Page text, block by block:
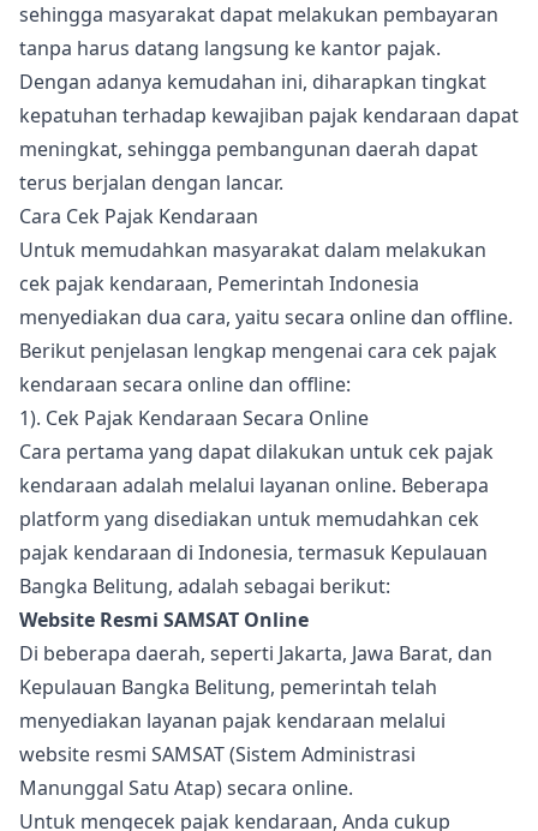
sehingga masyarakat dapat melakukan pembayaran
tanpa harus datang langsung ke kantor pajak.
Dengan adanya kemudahan ini, diharapkan tingkat
kepatuhan terhadap kewajiban pajak kendaraan dapat
meningkat, sehingga pembangunan daerah dapat
terus berjalan dengan lancar.
Cara Cek Pajak Kendaraan
Untuk memudahkan masyarakat dalam melakukan
cek pajak kendaraan, Pemerintah Indonesia
menyediakan dua cara, yaitu secara online dan offline.
Berikut penjelasan lengkap mengenai cara cek pajak
kendaraan secara online dan offline:
1). Cek Pajak Kendaraan Secara Online
Cara pertama yang dapat dilakukan untuk cek pajak
kendaraan adalah melalui layanan online. Beberapa
platform yang disediakan untuk memudahkan cek
pajak kendaraan di Indonesia, termasuk Kepulauan
Bangka Belitung, adalah sebagai berikut:
Website Resmi SAMSAT Online
Di beberapa daerah, seperti Jakarta, Jawa Barat, dan
Kepulauan Bangka Belitung, pemerintah telah
menyediakan layanan pajak kendaraan melalui
website resmi SAMSAT (Sistem Administrasi
Manunggal Satu Atap) secara online.
Untuk mengecek pajak kendaraan, Anda cukup